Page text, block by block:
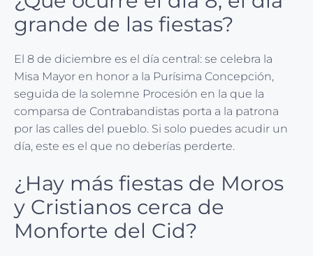
grande de las fiestas?
El 8 de diciembre es el día central: se celebra la
Misa Mayor en honor a la Purísima Concepción,
seguida de la solemne Procesión en la que la
comparsa de Contrabandistas porta a la patrona
por las calles del pueblo. Si solo puedes acudir un
día, este es el que no deberías perderte.
¿Hay más fiestas de Moros
y Cristianos cerca de
Monforte del Cid?